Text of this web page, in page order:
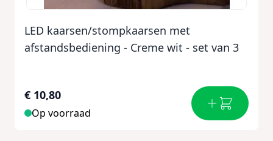
LED kaarsen/stompkaarsen met
afstandsbediening - Creme wit - set van 3
€ 10,80
Op voorraad